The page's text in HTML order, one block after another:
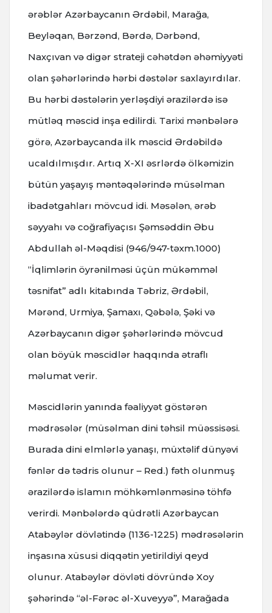
ərəblər Azərbaycanın Ərdəbil, Marağa,
Beyləqan, Bərzənd, Bərdə, Dərbənd,
Naxçıvan və digər strateji cəhətdən əhəmiyyəti
olan şəhərlərində hərbi dəstələr saxlayırdılar.
Bu hərbi dəstələrin yerləşdiyi ərazilərdə isə
mütləq məscid inşa edilirdi. Tarixi mənbələrə
görə, Azərbaycanda ilk məscid Ərdəbildə
ucaldılmışdır. Artıq X-XI əsrlərdə ölkəmizin
bütün yaşayış məntəqələrində müsəlman
ibadətgahları mövcud idi. Məsələn, ərəb
səyyahı və coğrafiyaçısı Şəmsəddin Əbu
Abdullah əl-Məqdisi (946/947-təxm.1000)
“İqlimlərin öyrənilməsi üçün mükəmməl
təsnifat” adlı kitabında Təbriz, Ərdəbil,
Mərənd, Urmiya, Şamaxı, Qəbələ, Şəki və
Azərbaycanın digər şəhərlərində mövcud
olan böyük məscidlər haqqında ətraflı
məlumat verir.
Məscidlərin yanında fəaliyyət göstərən
mədrəsələr (müsəlman dini təhsil müəssisəsi.
Burada dini elmlərlə yanaşı, müxtəlif dünyəvi
fənlər də tədris olunur – Red.) fəth olunmuş
ərazilərdə islamın möhkəmlənməsinə töhfə
verirdi. Mənbələrdə qüdrətli Azərbaycan
Atabəylər dövlətində (1136-1225) mədrəsələrin
inşasına xüsusi diqqətin yetirildiyi qeyd
olunur. Atabəylər dövləti dövründə Xoy
şəhərində “əl-Fərəc əl-Xuveyyə”, Marağada